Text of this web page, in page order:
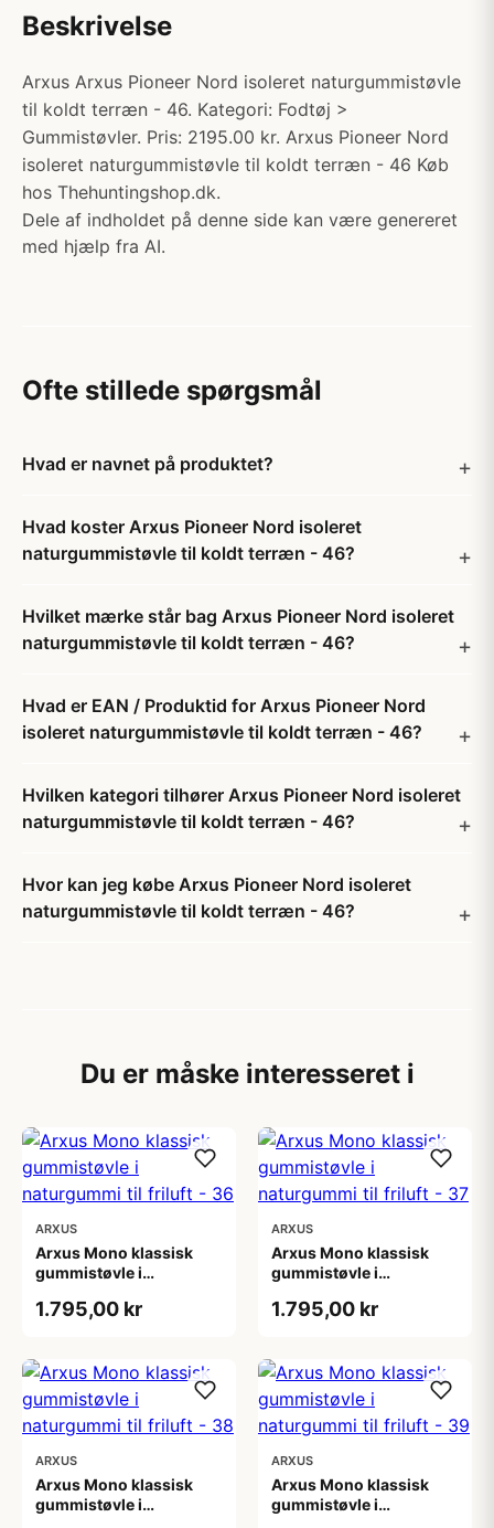
Beskrivelse
Arxus Arxus Pioneer Nord isoleret naturgummistøvle
til koldt terræn - 46. Kategori: Fodtøj >
Gummistøvler. Pris: 2195.00 kr. Arxus Pioneer Nord
isoleret naturgummistøvle til koldt terræn - 46 Køb
hos Thehuntingshop.dk.
Dele af indholdet på denne side kan være genereret
med hjælp fra AI.
Ofte stillede spørgsmål
Hvad er navnet på produktet?
Hvad koster Arxus Pioneer Nord isoleret
naturgummistøvle til koldt terræn - 46?
Hvilket mærke står bag Arxus Pioneer Nord isoleret
naturgummistøvle til koldt terræn - 46?
Hvad er EAN / Produktid for Arxus Pioneer Nord
isoleret naturgummistøvle til koldt terræn - 46?
Hvilken kategori tilhører Arxus Pioneer Nord isoleret
naturgummistøvle til koldt terræn - 46?
Hvor kan jeg købe Arxus Pioneer Nord isoleret
naturgummistøvle til koldt terræn - 46?
Du er måske interesseret i
ARXUS
Arxus Mono klassisk
gummistøvle i
36
1.795,00 kr
ARXUS
Arxus Mono klassisk
gummistøvle i
37
1.795,00 kr
ARXUS
Arxus Mono klassisk
gummistøvle i
ARXUS
Arxus Mono klassisk
gummistøvle i